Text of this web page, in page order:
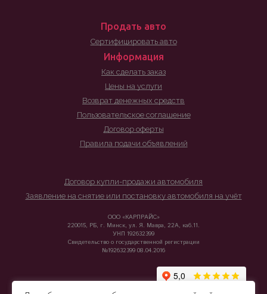
Продать авто
Сертифицировать авто
Информация
Как сделать заказ
Цены на услуги
Возврат денежных средств
Пользовательское соглашение
Договор оферты
Правила подачи объявлений
Договор купли-продажи автомобиля
Заявление на снятие или постановку автомобиля на учёт
ООО «КАРПРАЙС»
220015, РБ, г. Минск, ул. Я. Мавра, 22А, каб.11.
УНП 192632399
Свидетельство о государственной регистрации
№192632399 08.04.2016